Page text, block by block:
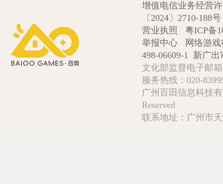
增值电信业务经营
〔2024〕2710-188号
营业执照
粤ICP备
举报中心
网络游
498-06609-1 新广出
文化部监督电子邮
服务热线：020-
广州百田信息科技
Reserved
联系地址：广州市